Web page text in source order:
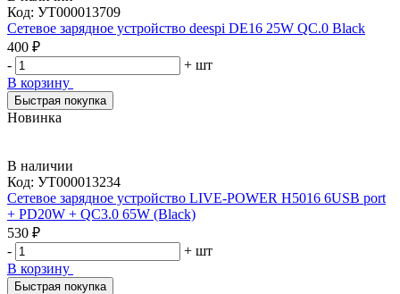
Код: УТ000013709
Сетевое зарядное устройство deespi DE16 25W QC.0 Black
400 ₽
-
+ шт
В корзину
Быстрая покупка
Новинка
В наличии
Код: УТ000013234
Сетевое зарядное устройство LIVE-POWER H5016 6USB port
+ PD20W + QC3.0 65W (Black)
530 ₽
-
+ шт
В корзину
Быстрая покупка